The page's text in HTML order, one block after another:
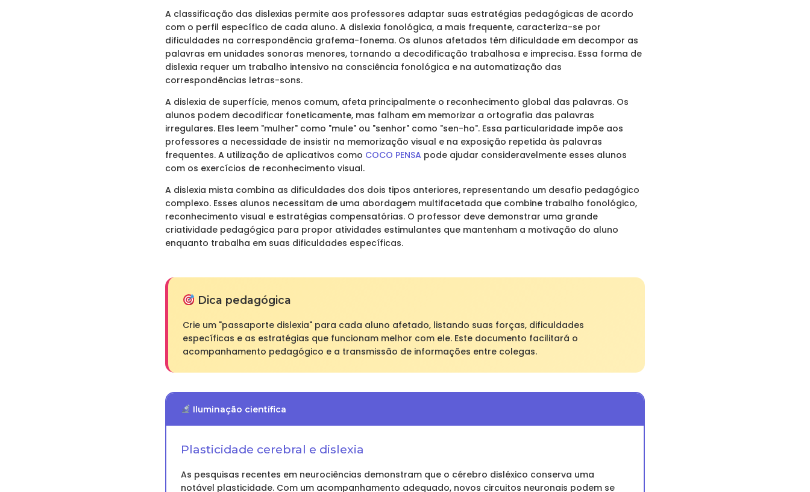
A classificação das dislexias permite aos professores adaptar suas estratégias pedagógicas de acordo
com o perfil específico de cada aluno. A dislexia fonológica, a mais frequente, caracteriza-se por
dificuldades na correspondência grafema-fonema. Os alunos afetados têm dificuldade em decompor as
palavras em unidades sonoras menores, tornando a decodificação trabalhosa e imprecisa. Essa forma de
dislexia requer um trabalho intensivo na consciência fonológica e na automatização das
correspondências letras-sons.
A dislexia de superfície, menos comum, afeta principalmente o reconhecimento global das palavras. Os
alunos podem decodificar foneticamente, mas falham em memorizar a ortografia das palavras
irregulares. Eles leem "mulher" como "mule" ou "senhor" como "sen-ho". Essa particularidade impõe aos
professores a necessidade de insistir na memorização visual e na exposição repetida às palavras
frequentes. A utilização de aplicativos como COCO PENSA pode ajudar consideravelmente esses alunos
com os exercícios de reconhecimento visual.
A dislexia mista combina as dificuldades dos dois tipos anteriores, representando um desafio pedagógico
complexo. Esses alunos necessitam de uma abordagem multifacetada que combine trabalho fonológico,
reconhecimento visual e estratégias compensatórias. O professor deve demonstrar uma grande
criatividade pedagógica para propor atividades estimulantes que mantenham a motivação do aluno
enquanto trabalha em suas dificuldades específicas.
Dica pedagógica
Crie um "passaporte dislexia" para cada aluno afetado, listando suas forças, dificuldades
específicas e as estratégias que funcionam melhor com ele. Este documento facilitará o
acompanhamento pedagógico e a transmissão de informações entre colegas.
Iluminação científica
Plasticidade cerebral e dislexia
As pesquisas recentes em neurociências demonstram que o cérebro disléxico conserva uma
notável plasticidade. Com um acompanhamento adequado, novos circuitos neuronais podem se